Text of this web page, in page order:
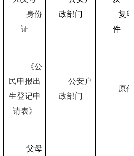
身份
证
政部门
复印
件
《公
民申报出
生登记申
请表》
公安户
政部门
原件
父母